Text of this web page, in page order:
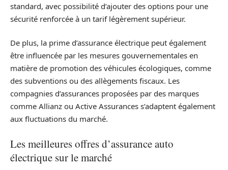
standard, avec possibilité d’ajouter des options pour une
sécurité renforcée à un tarif légèrement supérieur.
De plus, la prime d’assurance électrique peut également
être influencée par les mesures gouvernementales en
matière de promotion des véhicules écologiques, comme
des subventions ou des allègements fiscaux. Les
compagnies d’assurances proposées par des marques
comme Allianz ou Active Assurances s’adaptent également
aux fluctuations du marché.
Les meilleures offres d’assurance auto
électrique sur le marché